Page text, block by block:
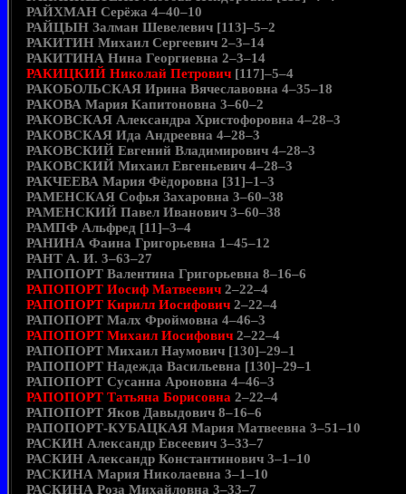
РАЙХМАН Серёжа 4–40–10
РАЙЦЫН Залман Шевелевич [113]–5–2
РАКИТИН Михаил Сергеевич 2–3–14
РАКИТИНА Нина Георгиевна 2–3–14
РАКИЦКИЙ Николай Петрович [117]–5–4
РАКОБОЛЬСКАЯ Ирина Вячеславовна 4–35–18
РАКОВА Мария Капитоновна 3–60–2
РАКОВСКАЯ Александра Христофоровна 4–28–3
РАКОВСКАЯ Ида Андреевна 4–28–3
РАКОВСКИЙ Евгений Владимирович 4–28–3
РАКОВСКИЙ Михаил Евгеньевич 4–28–3
РАКЧЕЕВА Мария Фёдоровна [31]–1–3
РАМЕНСКАЯ Софья Захаровна 3–60–38
РАМЕНСКИЙ Павел Иванович 3–60–38
РАМПФ Альфред [11]–3–4
РАНИНА Фаина Григорьевна 1–45–12
РАНТ А. И. 3–63–27
РАПОПОРТ Валентина Григорьевна 8–16–6
РАПОПОРТ Иосиф Матвеевич 2–22–4
РАПОПОРТ Кирилл Иосифович 2–22–4
РАПОПОРТ Малх Фроймовна 4–46–3
РАПОПОРТ Михаил Иосифович 2–22–4
РАПОПОРТ Михаил Наумович [130]–29–1
РАПОПОРТ Надежда Васильевна [130]–29–1
РАПОПОРТ Сусанна Ароновна 4–46–3
РАПОПОРТ Татьяна Борисовна 2–22–4
РАПОПОРТ Яков Давыдович 8–16–6
РАПОПОРТ-КУБАЦКАЯ Мария Матвеевна 3–51–10
РАСКИН Александр Евсеевич 3–33–7
РАСКИН Александр Константинович 3–1–10
РАСКИНА Мария Николаевна 3–1–10
РАСКИНА Роза Михайловна 3–33–7